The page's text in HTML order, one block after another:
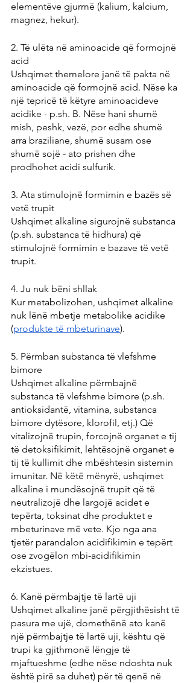
elementëve gjurmë (kalium, kalcium,
magnez, hekur).
2. Të ulëta në aminoacide që formojnë
acid
Ushqimet themelore janë të pakta në
aminoacide që formojnë acid. Nëse ka
një tepricë të këtyre aminoacideve
acidike - p.sh. B. Nëse hani shumë
mish, peshk, vezë, por edhe shumë
arra braziliane, shumë susam ose
shumë sojë - ato prishen dhe
prodhohet acidi sulfurik.
3. Ata stimulojnë formimin e bazës së
vetë trupit
Ushqimet alkaline sigurojnë substanca
(p.sh. substanca të hidhura) që
stimulojnë formimin e bazave të vetë
trupit.
4. Ju nuk bëni shllak
Kur metabolizohen, ushqimet alkaline
nuk lënë mbetje metabolike acidike
(produkte të mbeturinave).
5. Përmban substanca të vlefshme
bimore
Ushqimet alkaline përmbajnë
substanca të vlefshme bimore (p.sh.
antioksidantë, vitamina, substanca
bimore dytësore, klorofil, etj.) Që
vitalizojnë trupin, forcojnë organet e tij
të detoksifikimit, lehtësojnë organet e
tij të kullimit dhe mbështesin sistemin
imunitar. Në këtë mënyrë, ushqimet
alkaline i mundësojnë trupit që të
neutralizojë dhe largojë acidet e
tepërta, toksinat dhe produktet e
mbeturinave më vete. Kjo nga ana
tjetër parandalon acidifikimin e tepërt
ose zvogëlon mbi-acidifikimin
ekzistues.
6. Kanë përmbajtje të lartë uji
Ushqimet alkaline janë përgjithësisht të
pasura me ujë, domethënë ato kanë
një përmbajtje të lartë uji, kështu që
trupi ka gjithmonë lëngje të
mjaftueshme (edhe nëse ndoshta nuk
është pirë sa duhet) për të qenë në